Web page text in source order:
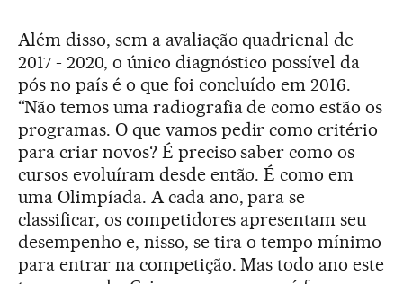
Além disso, sem a avaliação quadrienal de
2017 - 2020, o único diagnóstico possível da
pós no país é o que foi concluído em 2016.
“Não temos uma radiografia de como estão os
programas. O que vamos pedir como critério
para criar novos? É preciso saber como os
cursos evoluíram desde então. É como em
uma Olimpíada. A cada ano, para se
classificar, os competidores apresentam seu
desempenho e, nisso, se tira o tempo mínimo
para entrar na competição. Mas todo ano este